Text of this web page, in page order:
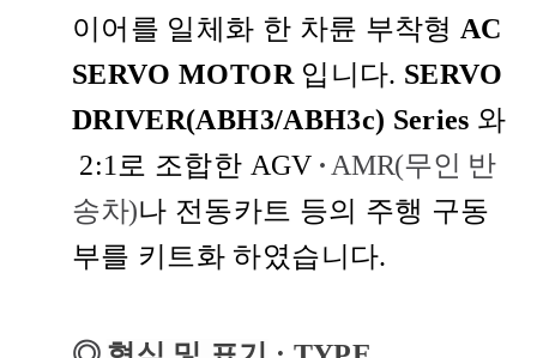
이어를 일체화 한 차륜 부착형 AC
SERVO MOTOR 입니다. SERVO
DRIVER(ABH3/ABH3c) Series 와
2:1로 조합한 AGV · AMR(무인 반
송차)나 전동카트 등의 주행 구동
부를 키트화 하였습니다.